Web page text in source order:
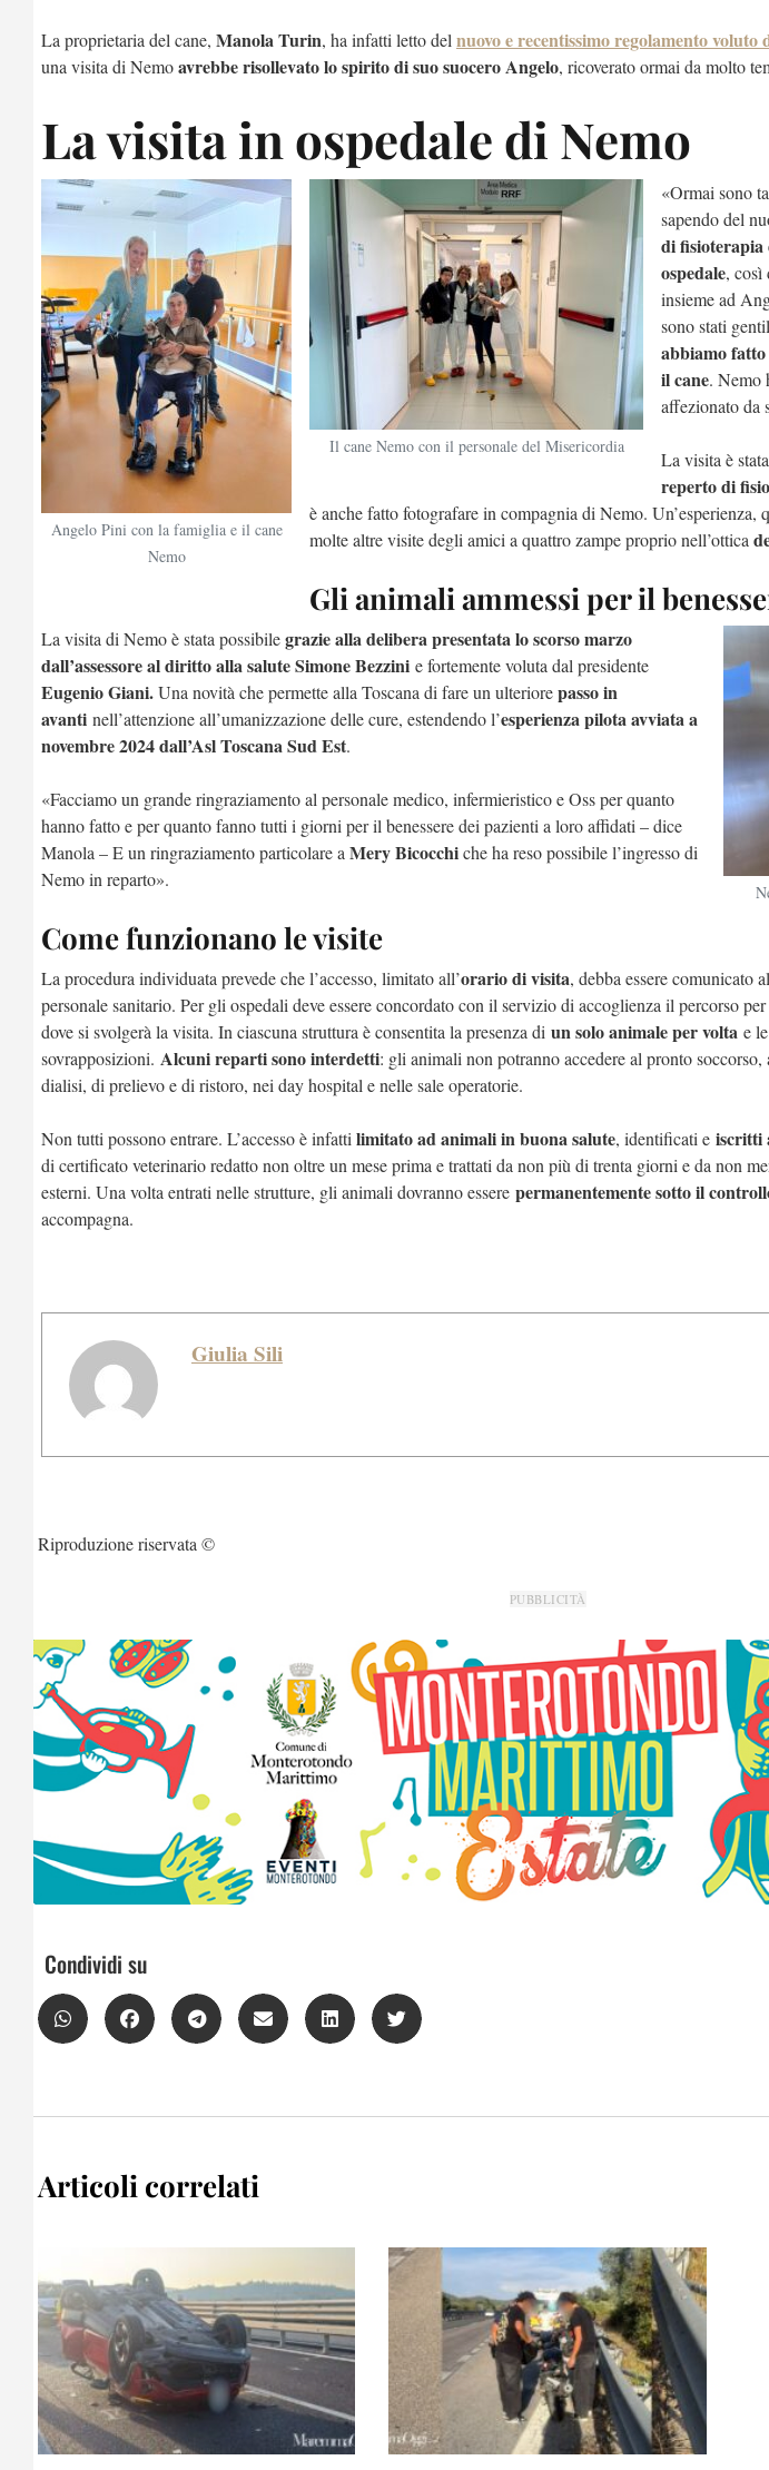
La proprietaria del cane, Manola Turin, ha infatti letto del nuovo e recentissimo regolamentovoluto
una visita di Nemoavrebbe risollevato lo spirito di suo suocero Angelo, ricoverato ormai da molto
La visita in ospedale di Nemo
Angelo Pini con la famiglia e il cane
Nemo
Il cane Nemo con il personale del Misericordia
«Ormai sono
sapendo del
di
ospedale, così
insieme ad
sono stati
abbiamo
il cane. Nemo
affezionato da
La visita è
reperto di
è anche fatto fotografare in compagnia di Nemo. Un’esperienza,
molte altre visite degli amici a quattro zampe proprio nell’ottica
Gli animali ammessi per il
La visita di Nemo è stata possibilegrazie alla delibera presentata lo scorso marzo
dall’assessore al diritto alla saluteSimone Bezzini e fortemente voluta dal presidente
Eugenio Giani.Una novità che permette alla Toscana di fare un ulteriorepasso in
avanti nell’attenzione all’umanizzazione delle cure, estendendo l’esperienza pilota avviata a
novembre 2024 dall’Asl Toscana Sud Est.
«Facciamo un grande ringraziamento al personale medico, infermieristico e Oss per quanto
hanno fatto e per quanto fanno tutti i giorni per il benessere dei pazienti a loro affidati – dice
Manola – E un ringraziamento particolare a Mery Bicocchiche ha reso possibile l’ingresso di
Nemo in reparto».
Come funzionano le visite
La procedura individuata prevede che l’accesso, limitato all’orario di visita, debba essere comunicato
personale sanitario. Per gli ospedali deve essere concordato con il servizio di accoglienza il percorso
dove si svolgerà la visita. In ciascuna struttura è consentita la presenza di un solo animale per volta e
sovrapposizioni. Alcuni reparti sono interdetti: gli animali non potranno accedere al pronto
dialisi, di prelievo e di ristoro, nei day hospital e nelle sale operatorie.
Non tutti possono entrare. L’accesso è infatti limitato ad animali in buona salute, identificati e iscritti
di certificato veterinario redatto non oltre un mese prima e trattati da non più di trenta giorni e da non
esterni. Una volta entrati nelle strutture, gli animali dovranno essere permanentemente sotto il
accompagna.
Giulia Sili
Riproduzione riservata ©
PUBBLICITÀ
Condividi su
Articoli correlati